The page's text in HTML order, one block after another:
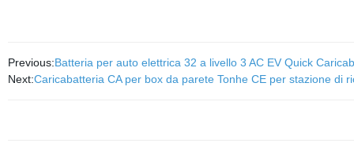
Previous:Batteria per auto elettrica 32 a livello 3 AC EV Quick
Next:Caricabatteria CA per box da parete Tonhe CE per stazione di